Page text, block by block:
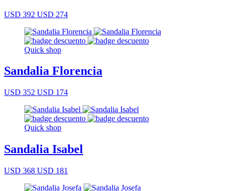
USD 392 USD 274
Quick shop
Sandalia Florencia
USD 352 USD 174
Quick shop
Sandalia Isabel
USD 368 USD 181